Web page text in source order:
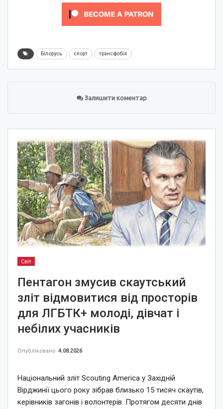
Білорусь спорт трансфобія
Залишити коментар
Світ
Пентагон змусив скаутський
зліт відмовитися від просторів
для ЛГБТК+ молоді, дівчат і
небілих учасників
Опубліковано 4.08.2026
Національний зліт Scouting America у Західній
Вірджинії цього року зібрав близько 15 тисяч скаутів,
керівників загонів і волонтерів. Протягом десяти днів